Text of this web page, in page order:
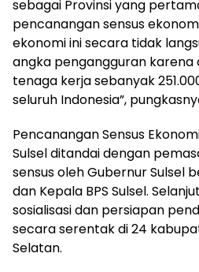
sebagai Provinsi yang
pencanangan sensus
ekonomi ini secara tidak
angka pengangguran
tenaga kerja sebanyak
seluruh Indonesia”,
Pencanangan Sensus
Sulsel ditandai dengan
sensus oleh Gubernur Sulsel
dan Kepala BPS Sulsel.
sosialisasi dan persiapan
secara serentak di 24
Selatan.